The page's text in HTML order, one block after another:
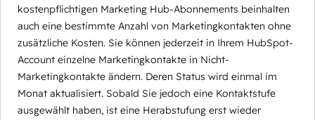
kostenpflichtigen Marketing Hub-Abonnements beinhalten
auch eine bestimmte Anzahl von Marketingkontakten ohne
zusätzliche Kosten. Sie können jederzeit in Ihrem HubSpot-
Account einzelne Marketingkontakte in Nicht-
Marketingkontakte ändern. Deren Status wird einmal im
Monat aktualisiert. Sobald Sie jedoch eine Kontaktstufe
ausgewählt haben, ist eine Herabstufung erst wieder